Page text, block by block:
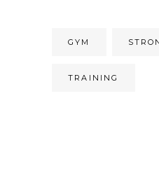
GYM
TRAINING